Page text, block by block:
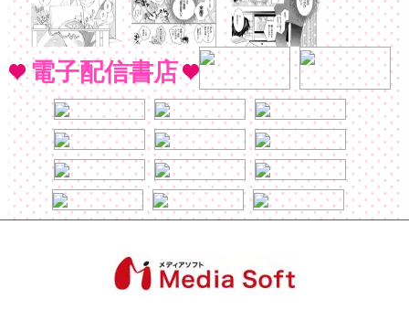
電子配信書店